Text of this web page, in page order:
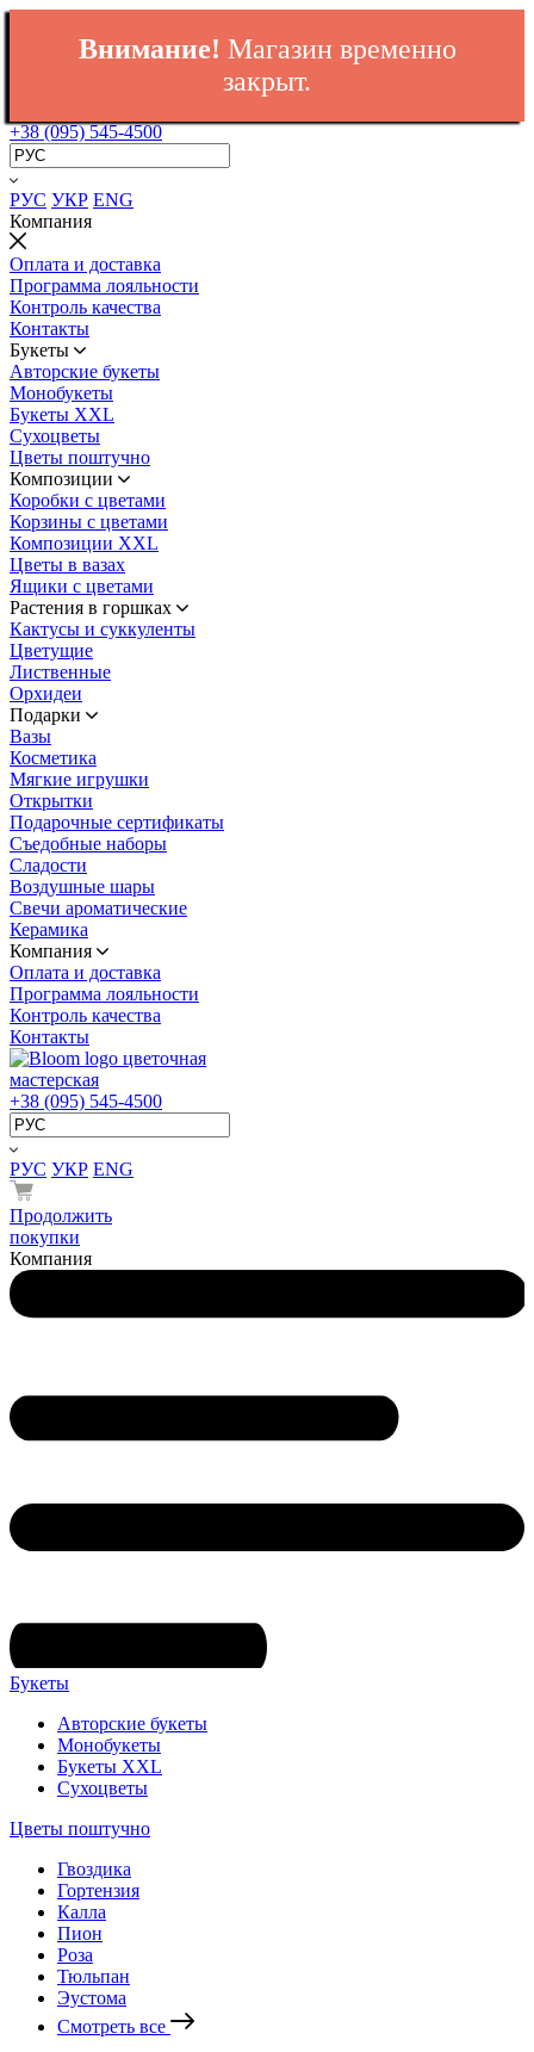
Внимание! Магазин временно
закрыт.
+38 (095) 545-4500
РУС УКР ENG
Компания
Оплата и доставка
Программа лояльности
Контроль качества
Контакты
Букеты
Авторские букеты
Монобукеты
Букеты XXL
Сухоцветы
Цветы поштучно
Композиции
Коробки с цветами
Корзины с цветами
Композиции XXL
Цветы в вазах
Ящики с цветами
Растения в горшках
Кактусы и суккуленты
Цветущие
Лиственные
Орхидеи
Подарки
Вазы
Косметика
Мягкие игрушки
Открытки
Подарочные сертификаты
Съедобные наборы
Сладости
Воздушные шары
Свечи ароматические
Керамика
Компания
Оплата и доставка
Программа лояльности
Контроль качества
Контакты
цветочная
мастерская
+38 (095) 545-4500
РУС УКР ENG
Продолжить
покупки
Компания
Букеты
Авторские букеты
Монобукеты
Букеты XXL
Сухоцветы
Цветы поштучно
Гвоздика
Гортензия
Калла
Пион
Роза
Тюльпан
Эустома
Смотреть все